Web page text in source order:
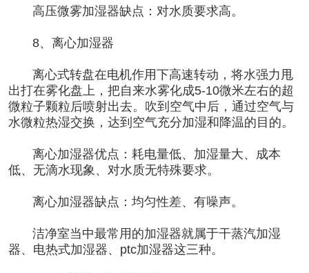
高压微雾加湿器缺点：对水质要求高。
8、离心加湿器
离心式转盘在电机作用下高速转动，将水强力甩
出打在雾化盘上，把自来水雾化成5-10微米左右的超
微粒子颗粒后喷射出去。吹到空气中后，通过空气与
水微粒热湿交换，达到空气充分加湿和降温的目的。
离心加湿器优点：耗电量低、加湿量大、成本
低、无滴水现象、对水质无特殊要求。
离心加湿器缺点：均匀性差、有噪声。
洁净室当中最常用的加湿器就属于干蒸汽加湿
器、电热式加湿器、ptc加湿器这三种。